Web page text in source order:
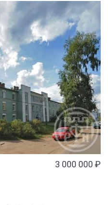
3 000 000 ₽